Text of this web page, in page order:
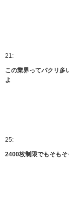
21:
この業界ってパクリ多
よ
25:
2400枚制限でもそもそ